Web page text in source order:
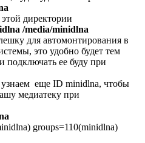
директории
/media/minidlna
для автомонтирования в
это удобно будет тем
подключать ее буду при
еще ID minidlna, чтобы
медиатеку при
groups=110(minidlna)